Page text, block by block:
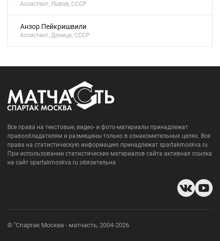
Ассистент, Львов, СССР
Анзор Пейкришвили
Ассистент, Донецк, СССР
Все права на текстовые, видео- и фото-материалы принадлежат
правообладателям и размещены только в ознакомительных целях. Все
права на статистическую информацию принадлежат spartakmoskva.ru.
При использовании статистических материалов сайта активная ссылка
на сайт spartakmoskva.ru обязательна
© "Спартак Москва - матчасть, 2004-2026